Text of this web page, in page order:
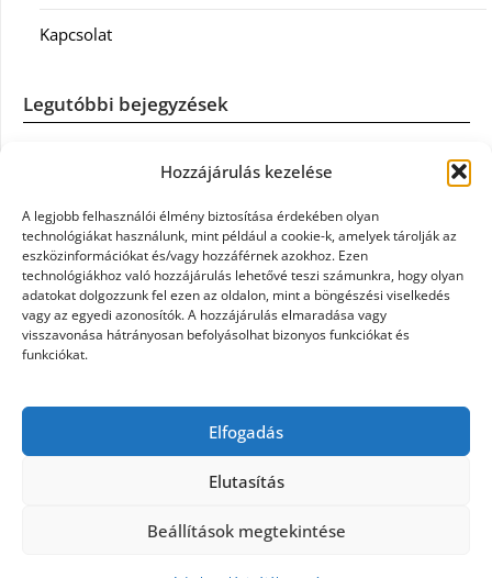
Hozzájárulás kezelése
A legjobb felhasználói élmény biztosítása érdekében olyan
technológiákat használunk, mint például a cookie-k, amelyek tárolják az
eszközinformációkat és/vagy hozzáférnek azokhoz. Ezen
technológiákhoz való hozzájárulás lehetővé teszi számunkra, hogy olyan
adatokat dolgozzunk fel ezen az oldalon, mint a böngészési viselkedés
vagy az egyedi azonosítók. A hozzájárulás elmaradása vagy
visszavonása hátrányosan befolyásolhat bizonyos funkciókat és
funkciókat.
Elfogadás
Elutasítás
Beállítások megtekintése
Kapcsolat
Legutóbbi bejegyzések
Casco szélvédőcsere: mikor éri meg a biztosítást igénybe
Könyvelés: mikor érdemes könyvelőt váltani?
Szövetkezeti jog: miért elengedhetetlen a szakszerű jogi
háttér a biztonságos működéshez
Munkajogi ügyvéd: miért nem érdemes várni a jogi
Tüll anyag: elegancia és sokoldalúság a Szakatex
kínálatában